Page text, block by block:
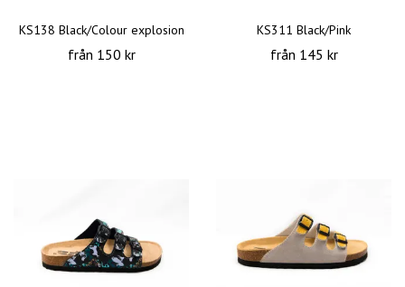
KS138 Black/Colour explosion
från 150 kr
KS311 Black/Pink
från 145 kr